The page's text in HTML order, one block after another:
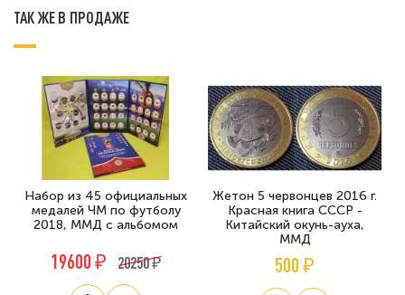
ТАК ЖЕ В ПРОДАЖЕ
Набор из 45 официальных
медалей ЧМ по футболу
2018, ММД с альбомом
19600 ₽ 20250 ₽
Жетон 5 червонцев 2016 г.
Красная книга СССР -
Китайский окунь-ауха,
ММД
500 ₽